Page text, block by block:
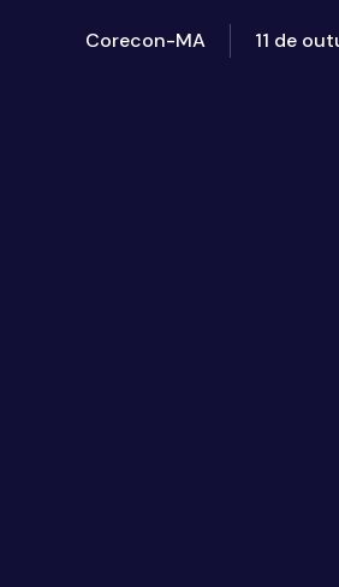
Corecon-MA 11 de